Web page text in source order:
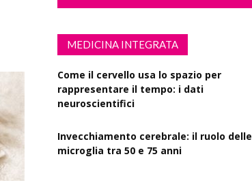
MEDICINA INTEGRATA
Come il cervello usa lo spazio per
rappresentare il tempo: i dati
neuroscientifici
Invecchiamento cerebrale: il ruolo delle
microglia tra 50 e 75 anni